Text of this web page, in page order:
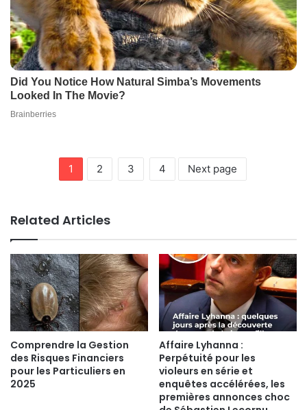
1 2 3 4 Next page
Related Articles
Comprendre la Gestion
des Risques Financiers
pour les Particuliers en
2025
Affaire Lyhanna :
Perpétuité pour les
violeurs en série et
enquêtes accélérées, les
premières annonces choc